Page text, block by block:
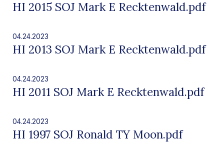
HI 2015 SOJ Mark E Recktenwald.pdf
04.24.2023
HI 2013 SOJ Mark E Recktenwald.pdf
04.24.2023
HI 2011 SOJ Mark E Recktenwald.pdf
04.24.2023
HI 1997 SOJ Ronald TY Moon.pdf